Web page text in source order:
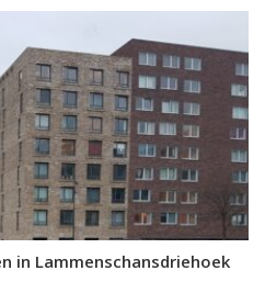
in Lammenschansdriehoek